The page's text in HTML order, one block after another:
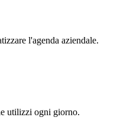
l'agenda aziendale.
utilizzi ogni giorno.